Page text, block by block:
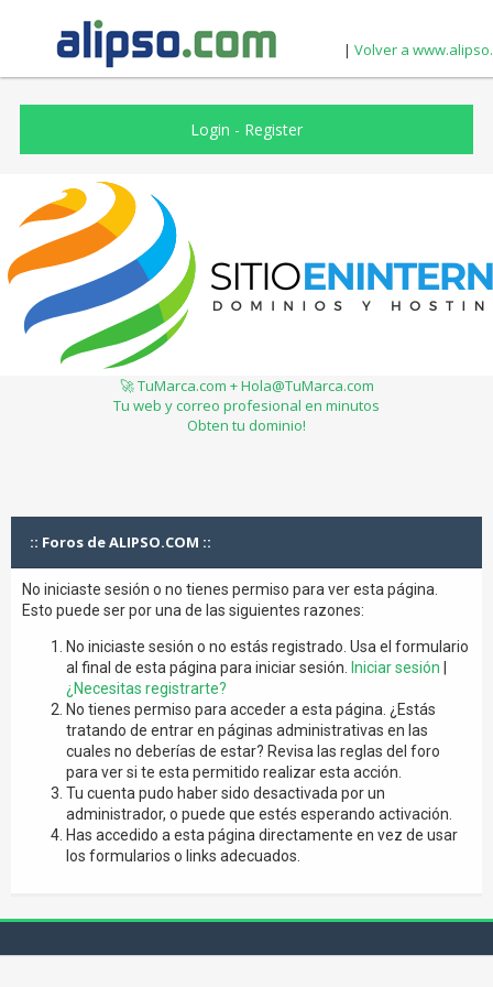
| Volver a
Login - Register
🚀 TuMarca.com + Hola@TuMarca.com
Tu web y correo profesional en minutos
Obten tu dominio!
:: Foros de ALIPSO.COM ::
No iniciaste sesión o no tienes permiso para ver esta página.
Esto puede ser por una de las siguientes razones:
No iniciaste sesión o no estás registrado. Usa el formulario
al final de esta página para iniciar sesión.
Iniciar sesión
¿Necesitas registrarte?
No tienes permiso para acceder a esta página. ¿Estás
tratando de entrar en páginas administrativas en las
cuales no deberías de estar? Revisa las reglas del foro
para ver si te esta permitido realizar esta acción.
Tu cuenta pudo haber sido desactivada por un
administrador, o puede que estés esperando activación.
Has accedido a esta página directamente en vez de usar
los formularios o links adecuados.